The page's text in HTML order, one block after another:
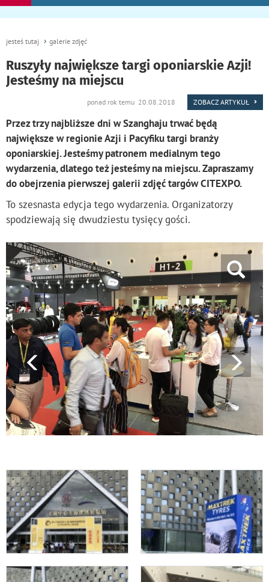
jesteś tutaj galerie zdjęć
Ruszyły największe targi oponiarskie Azji!
Jesteśmy na miejscu
ponad rok temu 20.08.2018 ZOBACZ ARTYKUŁ
Przez trzy najbliższe dni w Szanghaju trwać będą
największe w regionie Azji i Pacyfiku targi branży
oponiarskiej. Jesteśmy patronem medialnym tego
wydarzenia, dlatego też jesteśmy na miejscu. Zapraszamy
do obejrzenia pierwszej galerii zdjęć targów CITEXPO.
To szesnasta edycja tego wydarzenia. Organizatorzy
spodziewają się dwudziestu tysięcy gości.